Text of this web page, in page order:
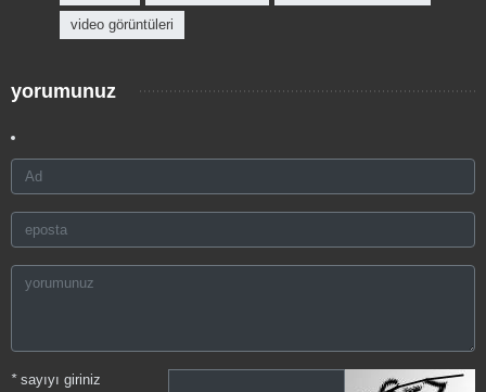
video görüntüleri
yorumunuz
*sayıyı giriniz